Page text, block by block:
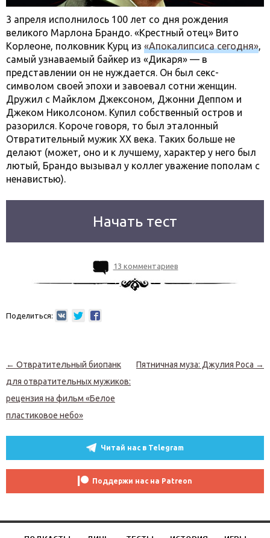
3 апреля исполнилось 100 лет со дня рождения
великого Марлона Брандо. «Крестный отец» Вито
Корлеоне, полковник Курц из «Апокалипсиса сегодня»,
самый узнаваемый байкер из «Дикаря» — в
представлении он не нуждается. Он был секс-
символом своей эпохи и завоевал сотни женщин.
Дружил с Майклом Джексоном, Джонни Деппом и
Джеком Николсоном. Купил собственный остров и
разорился. Короче говоря, то был эталонный
Отвратительный мужик XX века. Таких больше не
делают (может, оно и к лучшему, характер у него был
лютый, Брандо вызывал у коллег уважение пополам с
ненавистью).
Начать тест
13 комментариев
Поделиться:
Навигация по записям
← Отвратительный биопанк
для отвратительных мужиков:
рецензия на фильм «Белое
пластиковое небо»
Пятничная муза: Джулия Роса →
Читай нас в Telegram
Поддержи нас на Patreon